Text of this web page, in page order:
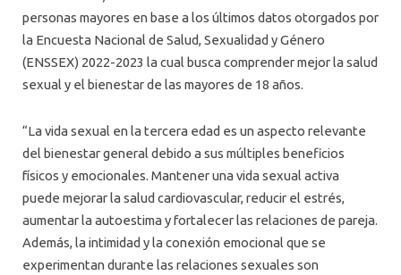
personas mayores en base a los últimos datos otorgados por
la Encuesta Nacional de Salud, Sexualidad y Género
(ENSSEX) 2022-2023 la cual busca comprender mejor la salud
sexual y el bienestar de las mayores de 18 años.
“La vida sexual en la tercera edad es un aspecto relevante
del bienestar general debido a sus múltiples beneficios
físicos y emocionales. Mantener una vida sexual activa
puede mejorar la salud cardiovascular, reducir el estrés,
aumentar la autoestima y fortalecer las relaciones de pareja.
Además, la intimidad y la conexión emocional que se
experimentan durante las relaciones sexuales son